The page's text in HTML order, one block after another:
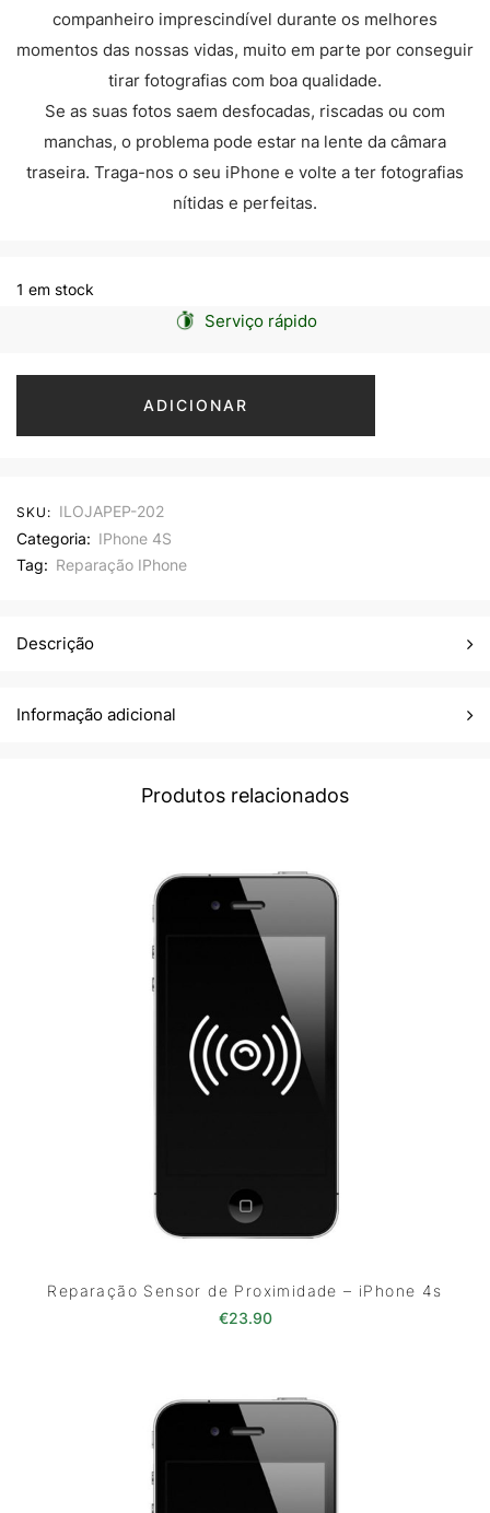
companheiro imprescindível durante os melhores
momentos das nossas vidas, muito em parte por conseguir
tirar fotografias com boa qualidade.
Se as suas fotos saem desfocadas, riscadas ou com
manchas, o problema pode estar na lente da câmara
traseira. Traga-nos o seu iPhone e volte a ter fotografias
nítidas e perfeitas.
1 em stock
Serviço rápido
ADICIONAR
SKU: ILOJAPEP-202
Categoria: IPhone 4S
Tag: Reparação IPhone
Descrição
Informação adicional
Produtos relacionados
Reparação Sensor de Proximidade – iPhone 4s
€23.90